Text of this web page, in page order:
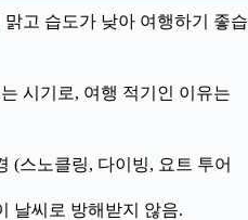
고 습도가 낮아 여행하기 좋습
시기로, 여행 적기인 이유는
(스노클링, 다이빙, 요트 투어
날씨로 방해받지 않음.